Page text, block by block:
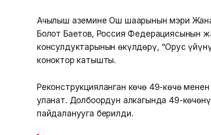
Ачылыш аземине Ош шаарынын мэри
Болот Баетов, Россия Федерациясынын
консулдуктарынын өкүлдөрү, “Орус
коноктор катышты.
Реконструкцияланган көчө 49-көчө
уланат. Долбоордун алкагында 49-
пайдаланууга берилди.